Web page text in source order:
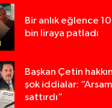
Bir anlık eğlence
bin liraya patladı
Başkan Çetin
şok iddialar:
sattırdı”